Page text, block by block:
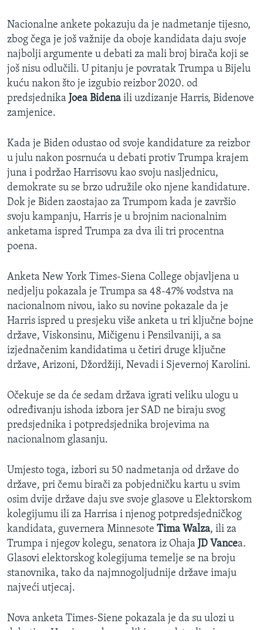
Nacionalne ankete pokazuju da je nadmetanje tijesno,
zbog čega je još važnije da oboje kandidata daju svoje
najbolji argumente u debati za mali broj birača koji se
još nisu odlučili. U pitanju je povratak Trumpa u Bijelu
kuću nakon što je izgubio reizbor 2020. od
predsjednika Joea Bidena ili uzdizanje Harris, Bidenove
zamjenice.
Kada je Biden odustao od svoje kandidature za reizbor
u julu nakon posrnuća u debati protiv Trumpa krajem
juna i podržao Harrisovu kao svoju nasljednicu,
demokrate su se brzo udružile oko njene kandidature.
Dok je Biden zaostajao za Trumpom kada je završio
svoju kampanju, Harris je u brojnim nacionalnim
anketama ispred Trumpa za dva ili tri procentna
poena.
Anketa New York Times-Siena College objavljena u
nedjelju pokazala je Trumpa sa 48-47% vodstva na
nacionalnom nivou, iako su novine pokazale da je
Harris ispred u presjeku više anketa u tri ključne bojne
države, Viskonsinu, Mičigenu i Pensilvaniji, a sa
izjednačenim kandidatima u četiri druge ključne
države, Arizoni, Džordžiji, Nevadi i Sjevernoj Karolini.
Očekuje se da će sedam država igrati veliku ulogu u
određivanju ishoda izbora jer SAD ne biraju svog
predsjednika i potpredsjednika brojevima na
nacionalnom glasanju.
Umjesto toga, izbori su 50 nadmetanja od države do
države, pri čemu birači za pobjedničku kartu u svim
osim dvije države daju sve svoje glasove u Elektorskom
kolegijumu ili za Harrisa i njenog potpredsjedničkog
kandidata, guvernera Minnesote Tima Walza, ili za
Trumpa i njegov kolegu, senatora iz Ohaja JD Vancea.
Glasovi elektorskog kolegijuma temelje se na broju
stanovnika, tako da najmnogoljudnije države imaju
najveći utjecaj.
Nova anketa Times-Siene pokazala je da su ulozi u